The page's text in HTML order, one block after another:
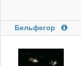
Бельфегор